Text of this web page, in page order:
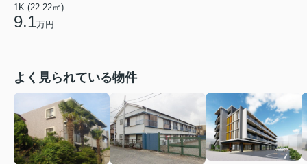
1K (22.22㎡)
9.1万円
よく見られている物件